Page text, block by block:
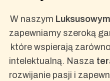
W naszym
zapewniamy szeroką
które wspierają
intelektualną. Nasza
rozwijanie pasji i